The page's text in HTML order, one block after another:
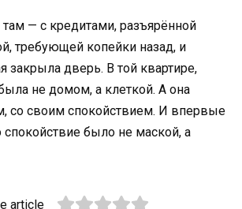
— с кредитами, разъярённой
требующей копейки назад, и
закрыла дверь. В той квартире,
не домом, а клеткой. А она
со своим спокойствием. И впервые
спокойствие было не маской, а
article